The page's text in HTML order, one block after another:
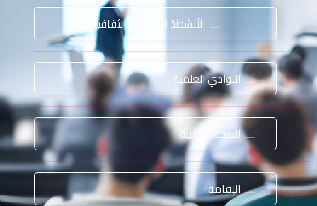
الأنشطة الرياضية والثقافية
النوادي العلمية
الصحة الطلابية
الإقامة